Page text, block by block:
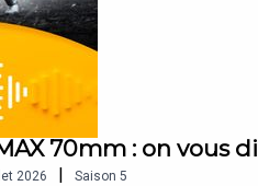
70mm : on vous
2026 | Saison 5